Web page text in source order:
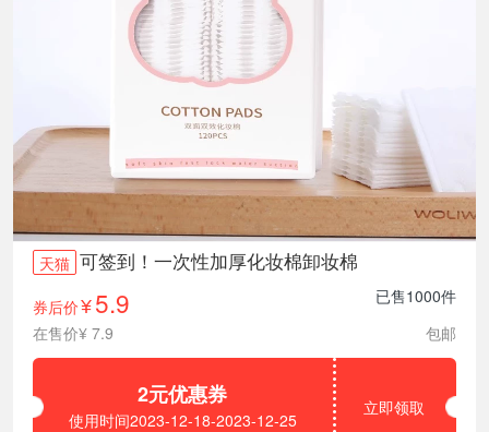
天猫 可签到！一次性加厚化妆棉卸妆棉
券后价¥ 5.9
已售1000件
在售价¥ 7.9
包邮
2元优惠券
使用时间2023-12-18-2023-12-25
立即领取